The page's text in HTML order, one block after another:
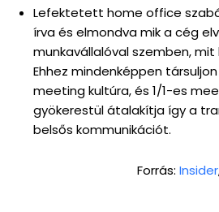
Lefektetett home office
írva és elmondva mik a cég
munkavállalóval szemben,
Ehhez mindenképpen
meeting kultúra, és 1/1-es
gyökerestül átalakítja így a
belsős kommunikációt.
Forrás: Insider